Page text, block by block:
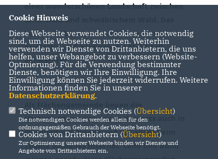
einer wunderschönen Landschaft zwischen
Schurwald und schwäbischem Wald. Das
kulturelle Erbe Lorchs mit dem Kloster ist
großartig und wird von der Stadt toll
vermarktet.
Als Flächengemeinde liegen die
Herausforderungen wie andernorts auch in
Erschließungsfragen und vor allem beim
Thema schnelles Internet. Land und Bund
Cookie Hinweis
Diese Webseite verwendet Cookies, die notwendig
sind, um die Webseite zu nutzen. Weiterhin
verwenden wir Dienste von Drittanbietern, die uns
helfen, unser Webangebot zu verbessern (Website-
Optmierung). Für die Verwendung bestimmter
Dienste, benötigen wir Ihre Einwilligung. Ihre
Einwilligung können Sie jederzeit widerrufen. Weitere
Informationen finden Sie in unserer
Datenschutzerklärung.
Technisch notwendige Cookies (Übersicht)
Die notwendigen Cookies werden allein für den
ordnungsgemäßen Gebrauch der Webseite benötigt.
Cookies von Drittanbietern (Übersicht)
Zur Optimierung unserer Webseite binden wir Dienste und
Angebote von Drittanbietern ein.